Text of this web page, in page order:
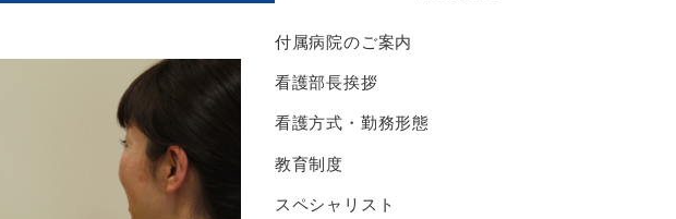
付属病院のご案内
看護部長挨拶
看護方式・勤務形態
教育制度
スペシャリスト